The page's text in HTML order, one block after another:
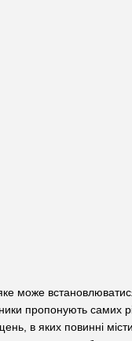
може
пропонують самих
в яких повинні